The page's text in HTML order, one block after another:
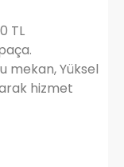
TL
mekan, Yüksel
hizmet